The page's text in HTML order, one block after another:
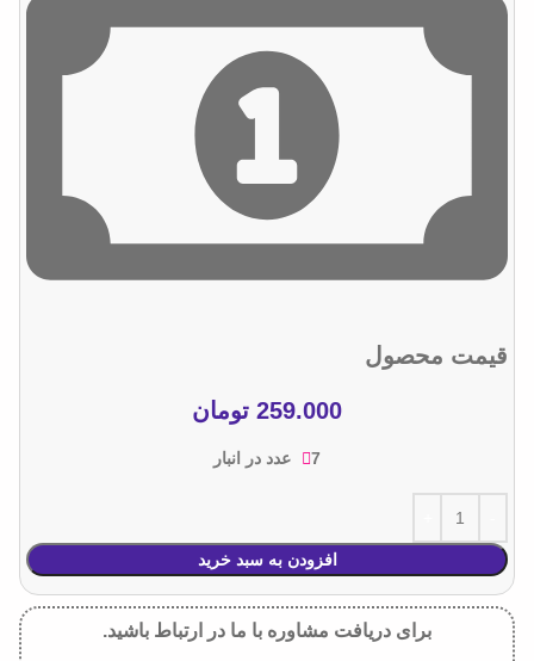
قیمت محصول
259.000 تومان
7 عدد در انبار
افزودن به سبد خرید
برای دریافت مشاوره با ما در ارتباط باشید.